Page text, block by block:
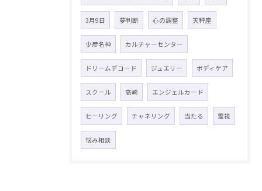
3月9日 夢判断 心の調整 天秤座
少彦名神 カルチャーセンター
ドリームデコード ジュエリー ボディケア
スクール 高崎 エンジェルカード
ヒーリング チャネリング 当たる 霊視
悩み相談